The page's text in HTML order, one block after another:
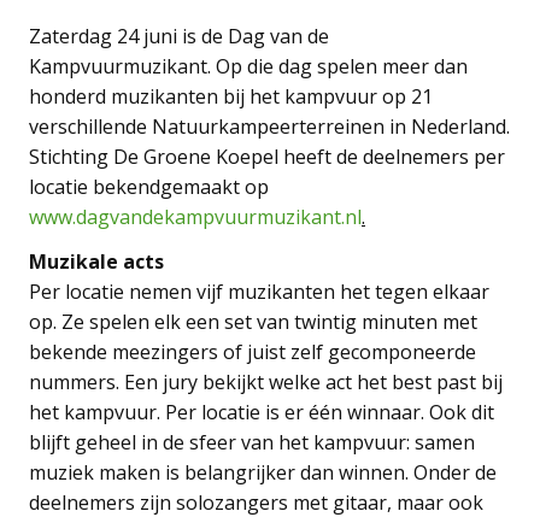
Zaterdag 24 juni is de Dag van de
Kampvuurmuzikant. Op die dag spelen meer dan
honderd muzikanten bij het kampvuur op 21
verschillende Natuurkampeerterreinen in Nederland.
Stichting De Groene Koepel heeft de deelnemers per
locatie bekendgemaakt op
www.dagvandekampvuurmuzikant.nl.
Muzikale acts
Per locatie nemen vijf muzikanten het tegen elkaar
op. Ze spelen elk een set van twintig minuten met
bekende meezingers of juist zelf gecomponeerde
nummers. Een jury bekijkt welke act het best past bij
het kampvuur. Per locatie is er één winnaar. Ook dit
blijft geheel in de sfeer van het kampvuur: samen
muziek maken is belangrijker dan winnen. Onder de
deelnemers zijn solozangers met gitaar, maar ook